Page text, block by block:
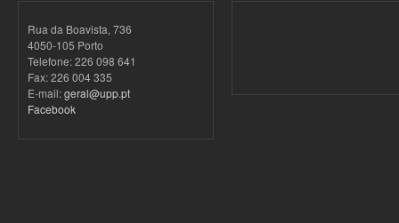
Rua da Boavista, 736
4050-105 Porto
Telefone: 226 098 641
Fax: 226 004 335
E-mail:geral@upp.pt
Facebook